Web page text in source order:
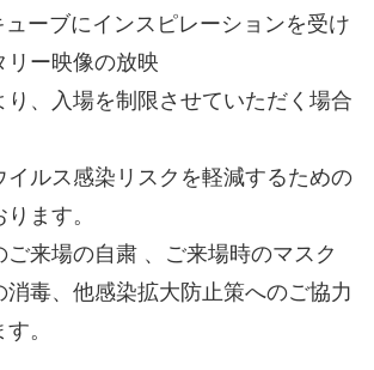
ーブにインスピレーションを受け
リー映像の放映
り、入場を制限させていただく場合
イルス感染リスクを軽減するための
ます。
ご来場の自粛 、ご来場時のマスク
消毒、他感染拡大防止策へのご協力
。